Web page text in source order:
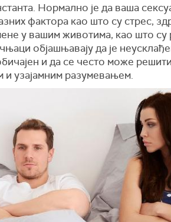
Нормално је да ваша
фактора као што су стрес,
у вашим животима, као што су
објашњавају да је
и да се често може
и узајамним разумевањем.